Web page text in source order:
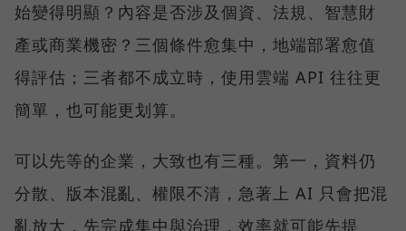
始變得明顯？內容是否涉及個資、法規、智慧財
產或商業機密？三個條件愈集中，地端部署愈值
得評估；三者都不成立時，使用雲端 API 往往更
簡單，也可能更划算。
可以先等的企業，大致也有三種。第一，資料仍
分散、版本混亂、權限不清，急著上 AI 只會把混
亂放大，先完成集中與治理，效率就可能先提